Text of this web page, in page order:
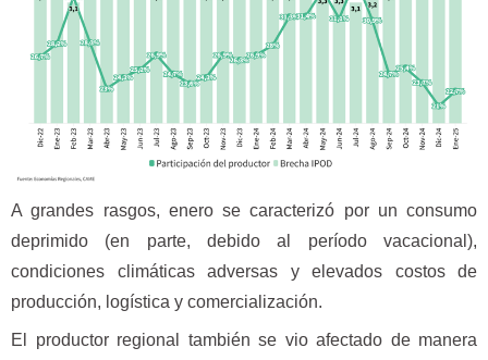
A grandes rasgos, enero se caracterizó por un consumo
deprimido (en parte, debido al período vacacional),
condiciones climáticas adversas y elevados costos de
producción, logística y comercialización.
El productor regional también se vio afectado de manera